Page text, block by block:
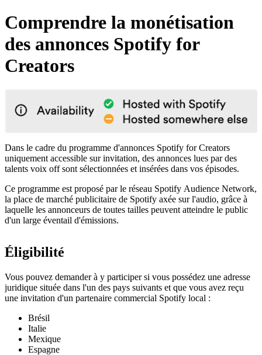
Comprendre la monétisation
des annonces Spotify for
Creators
Dans le cadre du programme d'annonces Spotify for Creators
uniquement accessible sur invitation, des annonces lues par des
talents voix off sont sélectionnées et insérées dans vos épisodes.
Ce programme est proposé par le réseau Spotify Audience Network,
la place de marché publicitaire de Spotify axée sur l'audio, grâce à
laquelle les annonceurs de toutes tailles peuvent atteindre le public
d'un large éventail d'émissions.
Éligibilité
Vous pouvez demander à y participer si vous possédez une adresse
juridique située dans l'un des pays suivants et que vous avez reçu
une invitation d'un partenaire commercial Spotify local :
Brésil
Italie
Mexique
Espagne